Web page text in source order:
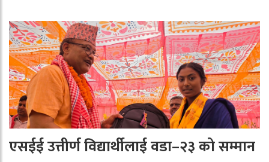
एसईई उत्तीर्ण विद्यार्थीलाई वडा–२३ को सम्मान